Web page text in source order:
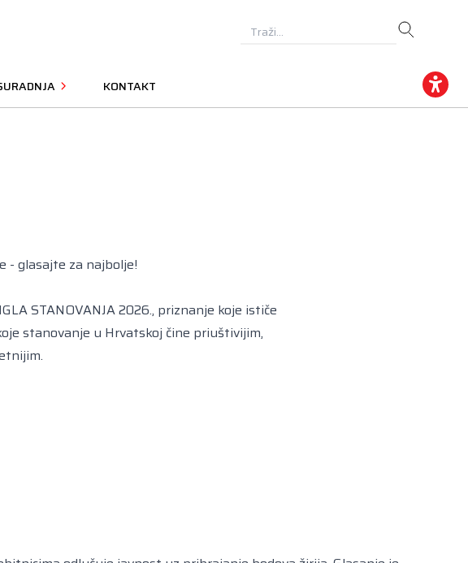
KONTAKT
- glasajte za najbolje!
STANOVANJA 2026., priznanje koje ističe
stanovanje u Hrvatskoj čine priuštivijim,